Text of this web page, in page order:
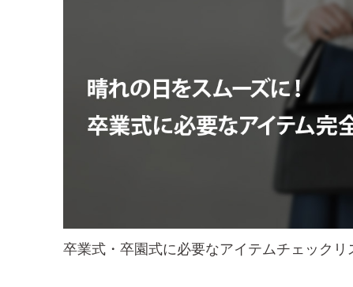
卒業式・卒園式に必要なアイテムチェックリ